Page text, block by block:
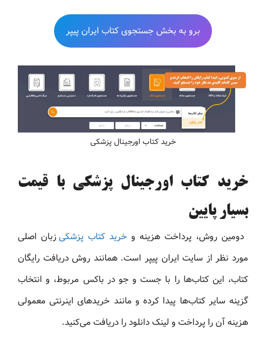
برو به بخش جستجوی کتاب ایران پیپر
خرید کتاب اورجینال پزشکی
خرید کتاب اورجینال پزشکی با قیمت
بسیار پایین
دومین روش، پرداخت هزینه و خرید کتاب پزشکیزبان اصلی
مورد نظر از سایت ایران پیپر است. همانند روش دریافت رایگان
کتاب، این کتاب‌ها را با جست و جو در باکس مربوط، و انتخاب
گزینه سایر کتاب‌ها پیدا کرده و مانند خریدهای اینرنتی معمولی
هزینه آن را پرداخت و لینک دانلود را دریافت می‌کنید.